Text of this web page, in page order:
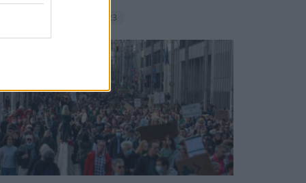
15:13 - 15 Σεπτεμβρίου 2023